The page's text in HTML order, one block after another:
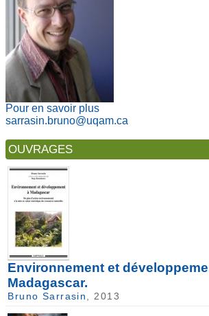
Pour en savoir plus
sarrasin.bruno@uqam.ca
OUVRAGES
Environnement et
Madagascar.
Bruno Sarrasin , 2013